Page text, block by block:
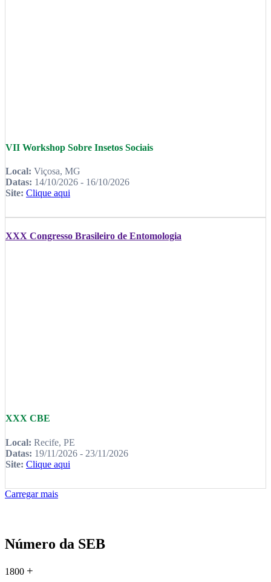
VII Workshop Sobre Insetos Sociais
Local: Viçosa, MG
Datas: 14/10/2026 - 16/10/2026
Site: Clique aqui
XXX Congresso Brasileiro de Entomologia
XXX CBE
Local: Recife, PE
Datas: 19/11/2026 - 23/11/2026
Site: Clique aqui
Carregar mais
Número da SEB
1800 +